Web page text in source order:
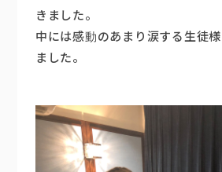
きました。
中には感動のあまり涙する生徒
ました。